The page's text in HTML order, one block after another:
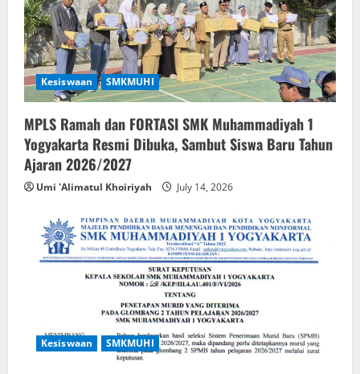
Kesiswaan SMKMUHI
MPLS Ramah dan FORTASI SMK Muhammadiyah 1
Yogyakarta Resmi Dibuka, Sambut Siswa Baru Tahun
Ajaran 2026/2027
Umi 'Alimatul Khoiriyah July 14, 2026
Kesiswaan SMKMUHI